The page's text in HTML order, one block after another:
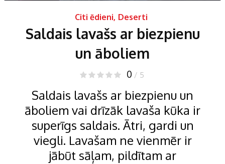
Citi ēdieni, Deserti
Saldais lavašs ar biezpienu
un āboliem
0 / 5
Saldais lavašs ar biezpienu un
āboliem vai drīzāk lavaša kūka ir
superīgs saldais. Ātri, gardi un
viegli. Lavašam ne vienmēr ir
jābūt sāļam, pildītam ar